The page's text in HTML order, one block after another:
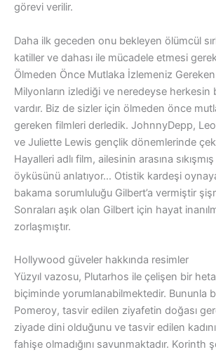
görevi verilir.
Daha ilk geceden onu bekleyen ölümcül
katiller ve dahası ile mücadele etmesi
Ölmeden Önce Mutlaka İzlemeniz
Milyonların izlediği ve neredeyse herkesin
vardır. Biz de sizler için ölmeden önce
gereken filmleri derledik. JohnnyDepp,
ve Juliette Lewis gençlik dönemlerinde
Hayalleri adlı film, ailesinin arasına
öyküsünü anlatıyor… Otistik kardeşi
bakama sorumluluğu Gilbert’a vermiştir
Sonraları aşık olan Gilbert için hayat
zorlaşmıştır.
Hollywood güveler hakkında resimler
Yüzyıl vazosu, Plutarhos ile çelişen bir
biçiminde yorumlanabilmektedir. Bununla
Pomeroy, tasvir edilen ziyafetin doğası
ziyade dini olduğunu ve tasvir edilen
fahişe olmadığını savunmaktadır. Korinth